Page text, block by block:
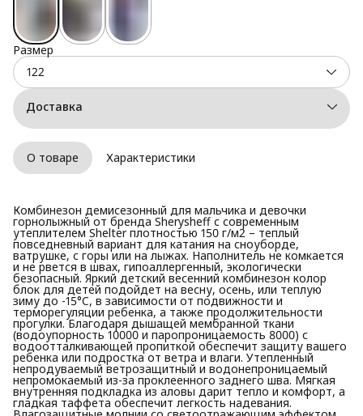
Размер
122
Доставка
О товаре Характеристики
Комбинезон демисезонный для мальчика и девочки
горнолыжный от бренда Sherysheff с современным
утеплителем Shelter плотностью 150 г/м2 – теплый
повседневный вариант для катания на сноуборде,
ватрушке, с горы или на лыжах. Наполнитель не комкается
и не рвется в швах, гипоаллергенный, экологически
безопасный. Яркий детский весенний комбинезон колор
блок для детей подойдет на весну, осень, или теплую
зиму до -15°C, в зависимости от подвижности и
терморегуляции ребенка, а также продолжительности
прогулки. Благодаря дышащей мембранной ткани
(водоупорность 10000 и паропроницаемость 8000) с
водоотталкивающей пропиткой обеспечит защиту вашего
ребенка или подростка от ветра и влаги. Утепленный
непродуваемый ветрозащитный и водонепроницаемый
непромокаемый из-за проклеенного заднего шва. Мягкая
внутренняя подкладка из аловы дарит тепло и комфорт, а
гладкая таффета обеспечит легкость надевания.